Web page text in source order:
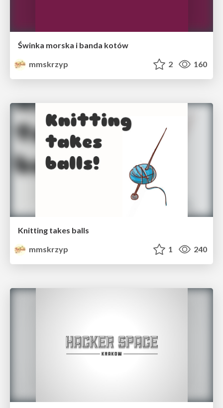
Świnka morska i banda kotów
mmskrzyp
2 160
Knitting takes balls
mmskrzyp
1 240